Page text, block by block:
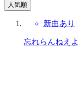
人気順
新曲あり
忘れらんねえよ